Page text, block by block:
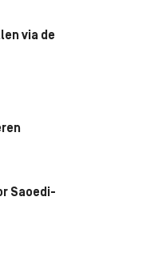
via de
Saoedi-